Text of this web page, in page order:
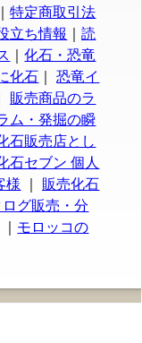
｜特定商取引法
立ち情報 ｜読
｜化石・恐竜
化石 ｜恐竜イ
販売商品のラ
ム・発掘の瞬
石販売店とし
石セブン 個人
様
販売化石
グ販売・分
モロッコの